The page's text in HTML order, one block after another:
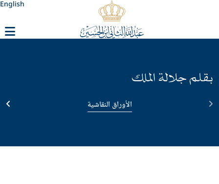
English
بقلم جلالة الملك
الأوراق النقاشية